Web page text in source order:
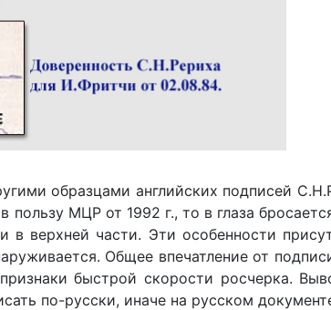
образцами английских подписей
МЦР от 1992 г., то в глаза
в верхней части. Эти особенности
Общее впечатление от
быстрой скорости росчерка.
по-русски, иначе на русском